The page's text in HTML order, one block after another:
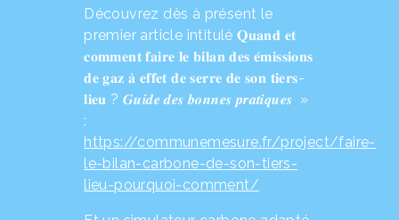
Découvrez dès à présent le
premier article intitulé 𝐐𝐮𝐚𝐧𝐝 𝐞𝐭
𝐜𝐨𝐦𝐦𝐞𝐧𝐭 𝐟𝐚𝐢𝐫𝐞 𝐥𝐞 𝐛𝐢𝐥𝐚𝐧 𝐝𝐞𝐬 𝐞́𝐦𝐢𝐬𝐬𝐢𝐨𝐧𝐬
𝐝𝐞 𝐠𝐚𝐳 𝐚̀ 𝐞𝐟𝐟𝐞𝐭 𝐝𝐞 𝐬𝐞𝐫𝐫𝐞 𝐝𝐞 𝐬𝐨𝐧 𝐭𝐢𝐞𝐫𝐬-
𝐥𝐢𝐞𝐮 ? 𝑮𝒖𝒊𝒅𝒆 𝒅𝒆𝒔 𝒃𝒐𝒏𝒏𝒆𝒔 𝒑𝒓𝒂𝒕𝒊𝒒𝒖𝒆𝒔 »
:
https://communemesure.fr/project/faire-
le-bilan-carbone-de-son-tiers-
lieu-pourquoi-comment/